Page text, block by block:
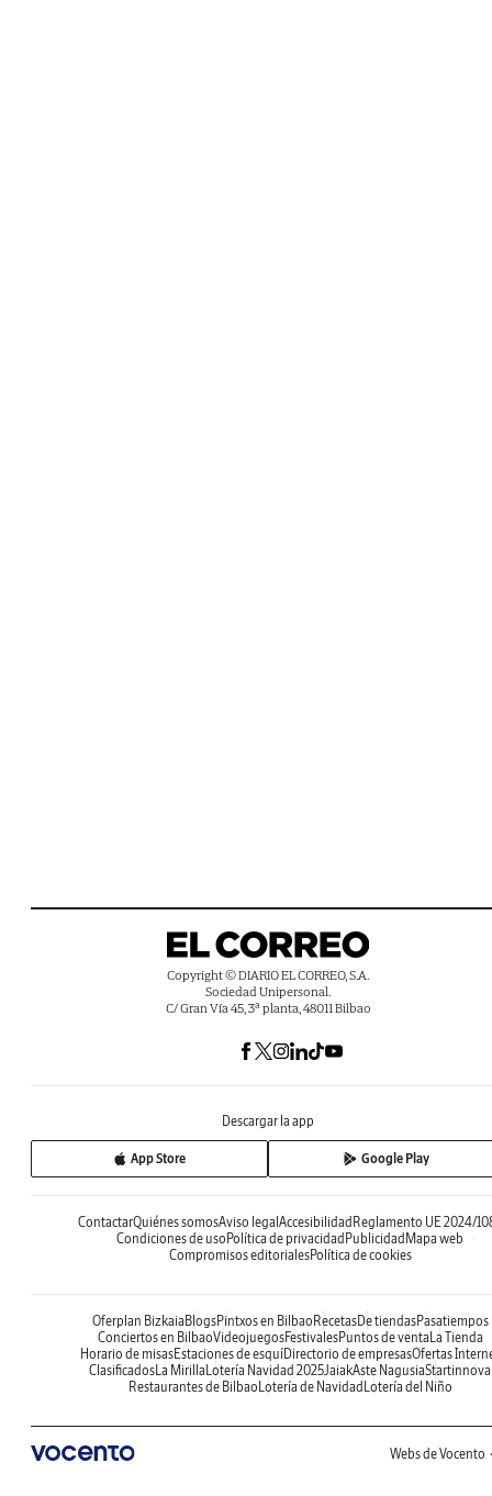
Copyright © DIARIO EL CORREO, S.A.
Sociedad Unipersonal.
C/ Gran Vía 45, 3ª planta, 48011 Bilbao
Descargar la app
App Store Google Play
ContactarQuiénes somosAviso legal Accesibilidad Reglamento UE 2024/
Condiciones de uso Política de privacidad Publicidad Mapa web
Compromisos editorialesPolítica de cookies
Oferplan Bizkaia BlogsPintxos en Bilbao RecetasDe tiendasPasatiempos
Conciertos en BilbaoVideojuegosFestivalesPuntos de venta La Tienda
Horario de misasEstaciones de esquíDirectorio de empresasOfertas
Clasificados La Mirilla Lotería Navidad 2025JaiakAste NagusiaStartinnova
Restaurantes de Bilbao Lotería de Navidad Lotería del Niño
Webs de Vocento